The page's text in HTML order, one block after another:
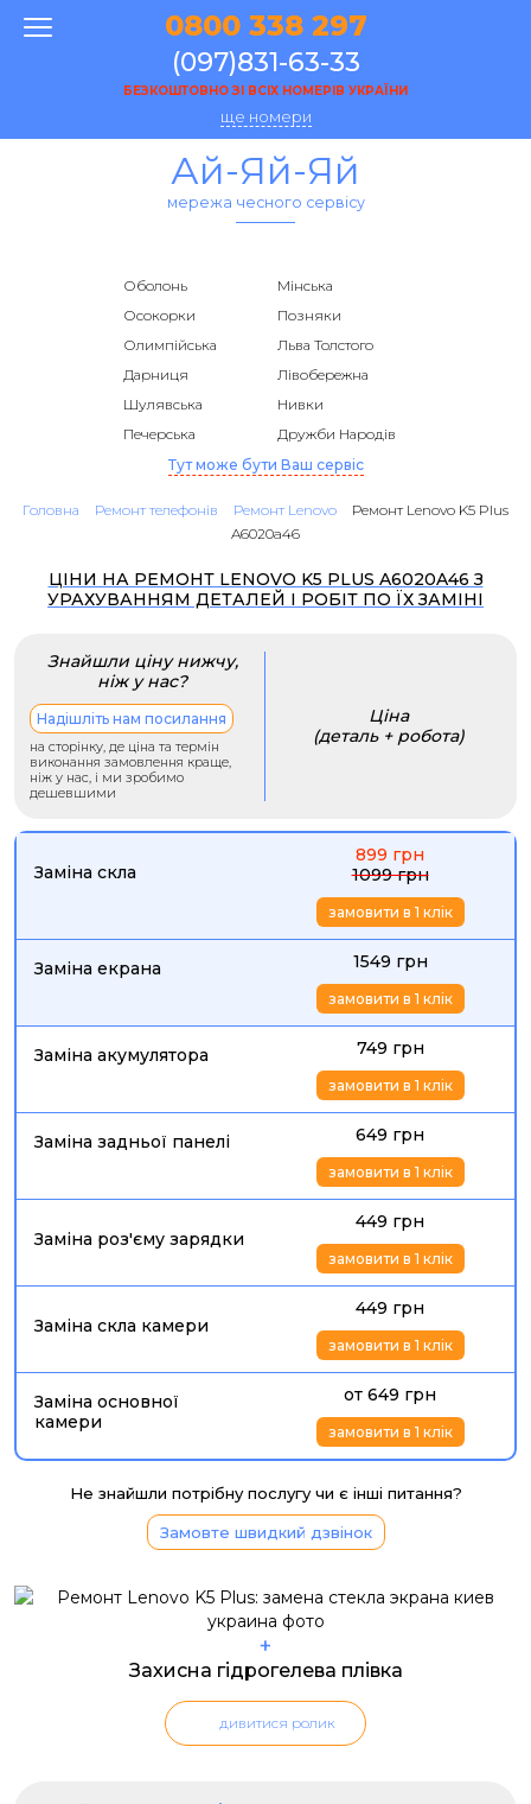
0800 338 297
(097)831-63-33
БЕЗКОШТОВНО ЗІ ВСІХ НОМЕРІВ УКРАЇНИ
ще номери
Ай-Яй-Яй
мережа чесного сервісу
Оболонь
Мінська
Осокорки
Позняки
Олимпійська
Льва Толстого
Дарниця
Лівобережна
Шулявська
Нивки
Печерська
Дружби Народів
Тут може бути Ваш сервіс
Головна Ремонт телефонів Ремонт Lenovo
Ремонт Lenovo K5 Plus
A6020a46
ЦІНИ НА РЕМОНТ LENOVO K5 PLUS A6020A46 З
УРАХУВАННЯМ ДЕТАЛЕЙ І РОБІТ ПО ЇХ ЗАМІНІ
Знайшли ціну нижчу,
ніж у нас?
Надішліть нам посилання
на сторінку, де ціна та термін
виконання замовлення краще,
ніж у нас, і ми зробимо
дешевшими
Ціна
(деталь + робота)
Заміна скла
899 грн
1099 грн
замовити в 1 клік
Заміна екрана 1549 грн
замовити в 1 клік
Заміна акумулятора 749 грн
замовити в 1 клік
Заміна задньої панелі 649 грн
замовити в 1 клік
Заміна роз'єму зарядки
449 грн
замовити в 1 клік
Заміна скла камери
449 грн
замовити в 1 клік
Заміна основної
камери
от 649 грн
замовити в 1 клік
Не знайшли потрібну послугу чи є інші питання?
Замовте швидкий дзвінок
+
Захисна гідрогелева плівка
дивитися ролик